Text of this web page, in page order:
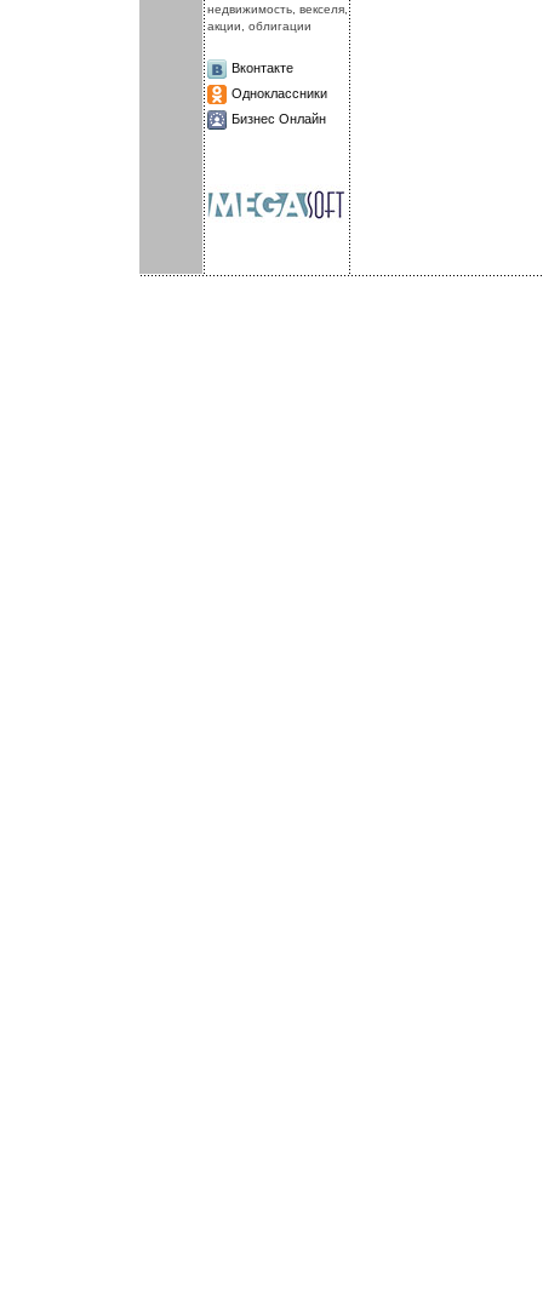
недвижимость, векселя,
акции, облигации
Вконтакте
Одноклассники
Бизнес Онлайн